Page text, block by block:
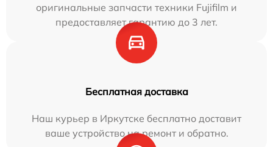
оригинальные запчасти техники Fujifilm и
предоставляет гарантию до 3 лет.
Бесплатная доставка
Наш курьер в Иркутске бесплатно доставит
ваше устройство на ремонт и обратно.